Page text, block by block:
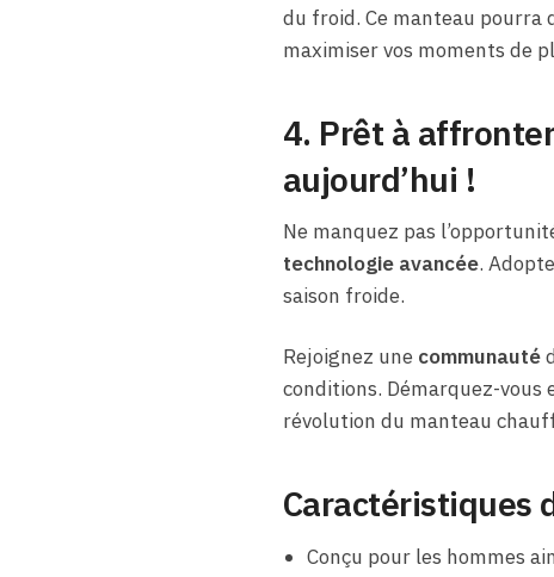
du froid. Ce manteau pourra
maximiser vos moments de
4. Prêt à
aujourd’hui !
Ne manquez pas
technologie avancée.
saison froide.
Rejoignez une communauté
conditions. Démarquez-vous
révolution du manteau
Caractéristiques
Conçu pour les hommes